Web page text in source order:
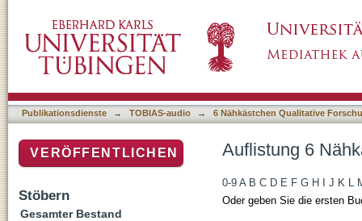
Publikationsdienste → TOBIAS-audio → 6 Nähkästchen Qualitative
Auflistung 6
0-9 A B C D E F G H J K L
Oder geben Sie die ersten
VERÖFFENTLICHEN
Stöbern
Gesamter Bestand